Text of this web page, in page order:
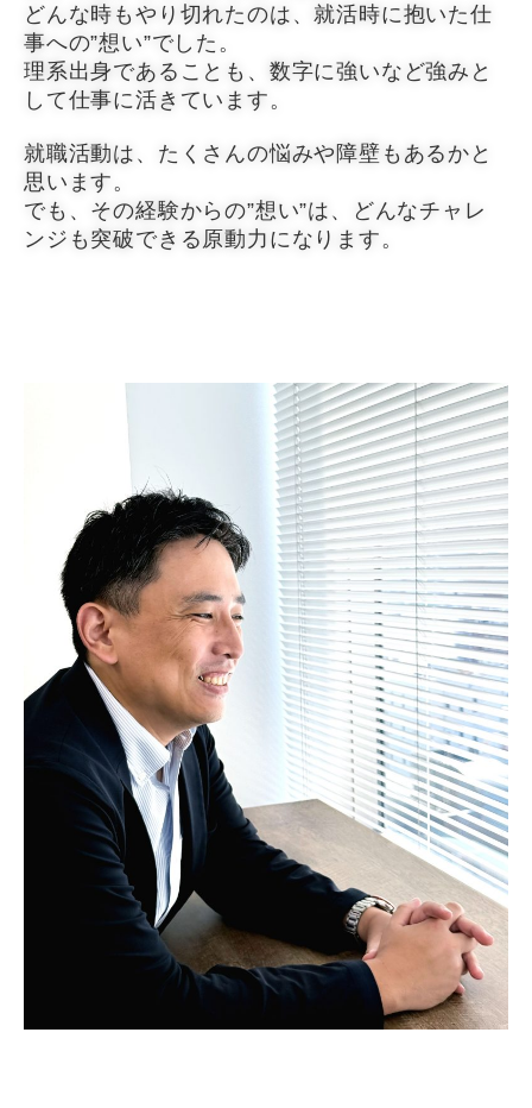
どんな時もやり切れたのは、就活時に抱いた仕
事への”想い”でした。
理系出身であることも、数字に強いなど強みと
して仕事に活きています。
就職活動は、たくさんの悩みや障壁もあるかと
思います。
でも、その経験からの”想い”は、どんなチャレ
ンジも突破できる原動力になります。